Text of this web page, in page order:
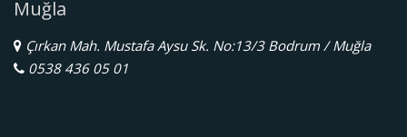
Muğla
Çırkan Mah. Mustafa Aysu Sk. No:13/3 Bodrum / Muğla
0538 436 05 01